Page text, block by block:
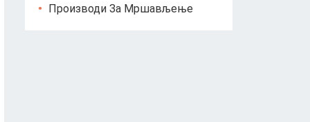
Производи За Мршављење